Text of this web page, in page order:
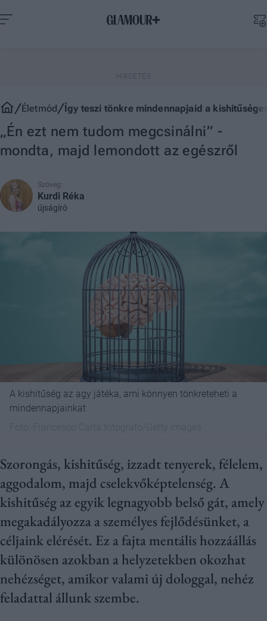
Életmód Így teszi tönkre mindennapjaid a
„Én ezt nem tudom megcsinálni” -
mondta, majd lemondott az egészről
Szöveg:
Kurdi Réka
újságíró
A kishitűség az agy játéka, ami könnyen tönkreteheti a
mindennapjainkat
Szorongás, kishitűség, izzadt tenyerek, félelem,
aggodalom, majd cselekvőképtelenség. A
kishitűség az egyik legnagyobb belső gát, amely
megakadályozza a személyes fejlődésünket, a
céljaink elérését. Ez a fajta mentális hozzáállás
különösen azokban a helyzetekben okozhat
nehézséget, amikor valami új dologgal, nehéz
feladattal állunk szembe.